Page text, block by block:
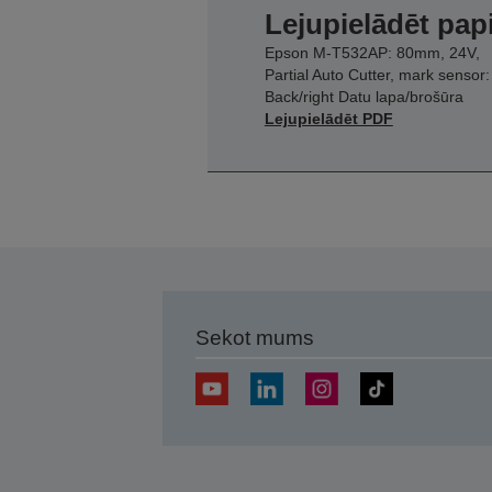
Lejupielādēt
Epson M-T532AP: 80mm, 24V,
Partial Auto Cutter, mark sensor:
Back/right Datu lapa/brošūra
Lejupielādēt PDF
Sekot mums